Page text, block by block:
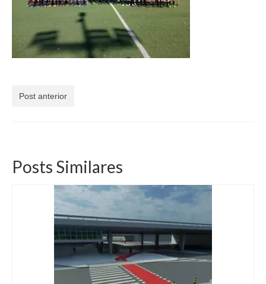
Currículo
Post anterior
Posts Similares